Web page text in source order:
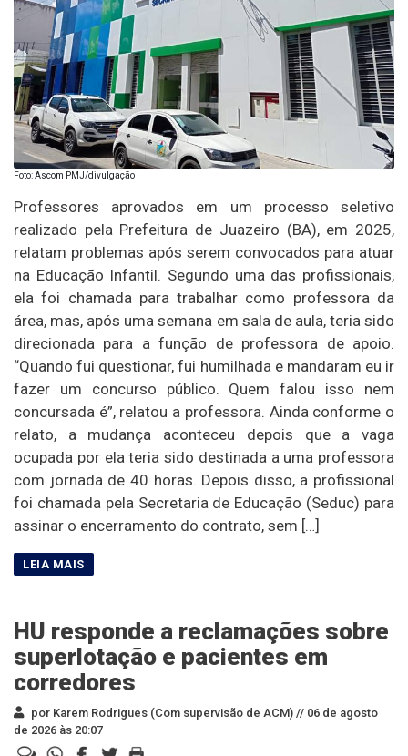
Foto: Ascom PMJ/divulgação
Professores aprovados em um processo seletivo
realizado pela Prefeitura de Juazeiro (BA), em 2025,
relatam problemas após serem convocados para atuar
na Educação Infantil. Segundo uma das profissionais,
ela foi chamada para trabalhar como professora da
área, mas, após uma semana em sala de aula, teria sido
direcionada para a função de professora de apoio.
“Quando fui questionar, fui humilhada e mandaram eu ir
fazer um concurso público. Quem falou isso nem
concursada é”, relatou a professora. Ainda conforme o
relato, a mudança aconteceu depois que a vaga
ocupada por ela teria sido destinada a uma professora
com jornada de 40 horas. Depois disso, a profissional
foi chamada pela Secretaria de Educação (Seduc) para
assinar o encerramento do contrato, sem […]
HU responde a reclamações sobre
superlotação e pacientes em
corredores
por Karem Rodrigues (Com supervisão de ACM) // 06 de agosto
de 2026 às 20:07